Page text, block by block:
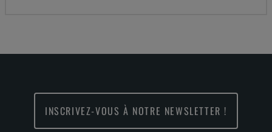
INSCRIVEZ-VOUS À NOTRE NEWSLETTER !